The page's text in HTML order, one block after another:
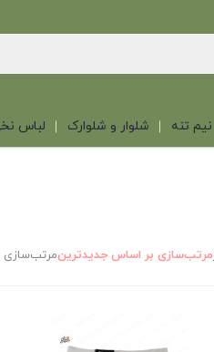
نیم تنه شلوار و شلوارک لباس
مرتب‌سازی بر اساس جدیدترینمرتب‌سازی